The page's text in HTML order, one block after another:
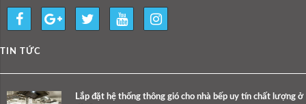
TIN TỨC
Lắp đặt hệ thống thông gió cho nhà bếp uy tín chất lượng ở